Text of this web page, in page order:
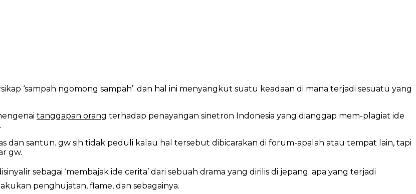
‘sampah ngomong sampah’. dan hal ini menyangkut suatu keadaan di mana terjadi sesuatu yang
tanggapan orang terhadap penayangan sinetron Indonesia yang dianggap mem-plagiat ide
dan santun. gw sih tidak peduli kalau hal tersebut dibicarakan di forum-apalah atau tempat lain, tapi
gw.
sebagai ‘membajak ide cerita’ dari sebuah drama yang dirilis di jepang. apa yang terjadi
penghujatan, flame, dan sebagainya.